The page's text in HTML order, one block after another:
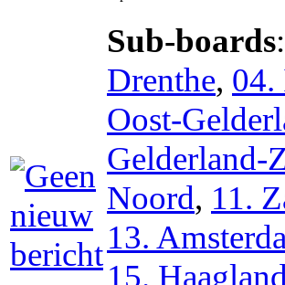
Sub-boards:
Drenthe, 04.
Oost-
Gelderland-
Noord, 11.
13.
15.